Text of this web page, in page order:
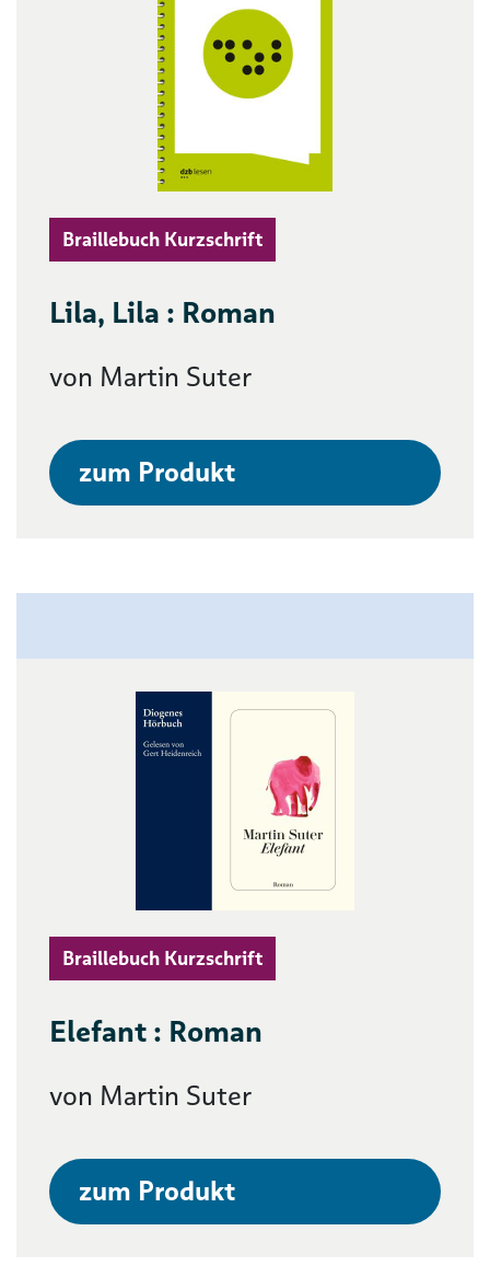
Braillebuch Kurzschrift
Lila, Lila : Roman
von Martin Suter
zum Produkt
Braillebuch Kurzschrift
Elefant : Roman
von Martin Suter
zum Produkt